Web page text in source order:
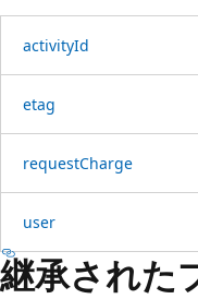
activityId
etag
requestCharge
user
継承された